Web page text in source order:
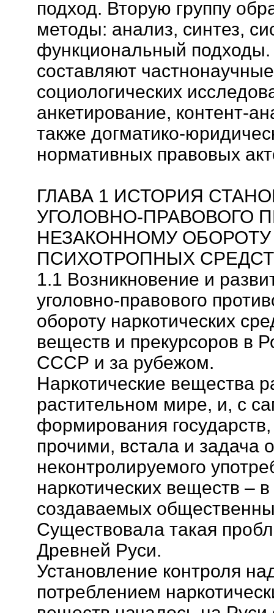
подход. Вторую группу
методы: анализ, синтез,
функциональный подходы.
составляют
социологических
анкетирование, контент-
также догматико-
нормативных правовых
ГЛАВА 1 ИСТОРИЯ
УГОЛОВНО-ПРАВОВОГО
НЕЗАКОННОМУ
ПСИХОТРОПНЫХ
1.1 Возникновение и
уголовно-правового
обороту наркотических
веществ и прекурсоров в
СССР и за рубежом.
Наркотические вещества
растительном мире, и, с
формирования
прочими, встала и задача
неконтролируемого
наркотических веществ –
создаваемых
Существовала такая
Древней Руси.
Установление контроля
потреблением